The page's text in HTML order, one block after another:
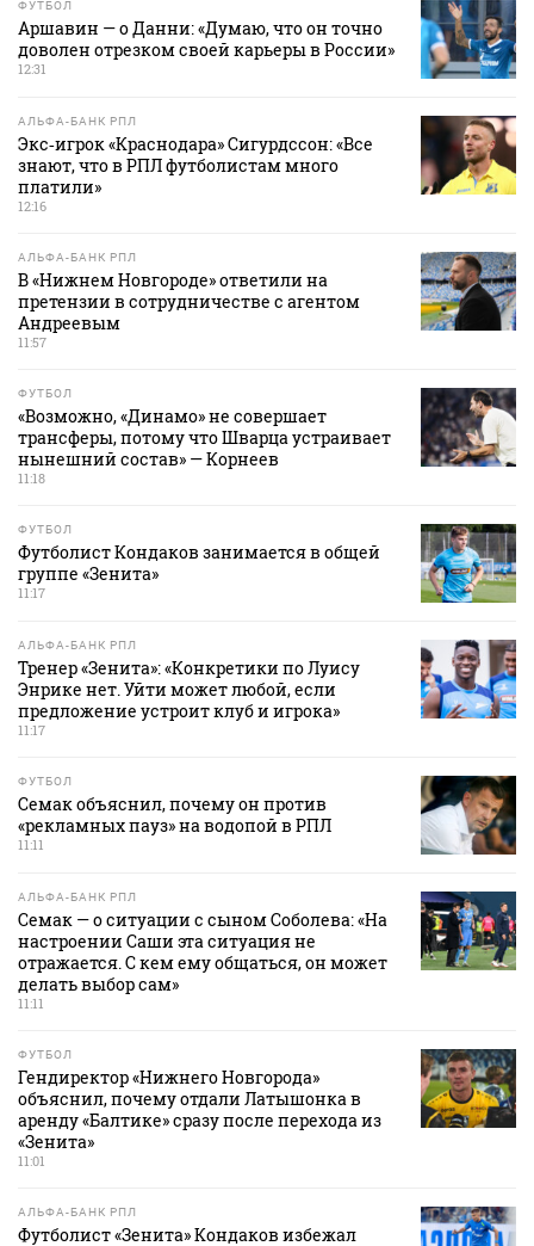
ФУТБОЛ
Аршавин — о Данни: «Думаю, что он точно
доволен отрезком своей карьеры в России»
12:31
АЛЬФА-БАНК РПЛ
Экс‑игрок «Краснодара» Сигурдссон: «Все
знают, что в РПЛ футболистам много
платили»
12:16
АЛЬФА-БАНК РПЛ
В «Нижнем Новгороде» ответили на
претензии в сотрудничестве с агентом
Андреевым
11:57
ФУТБОЛ
«Возможно, «Динамо» не совершает
трансферы, потому что Шварца устраивает
нынешний состав» — Корнеев
11:18
ФУТБОЛ
Футболист Кондаков занимается в общей
группе «Зенита»
11:17
АЛЬФА-БАНК РПЛ
Тренер «Зенита»: «Конкретики по Луису
Энрике нет. Уйти может любой, если
предложение устроит клуб и игрока»
11:17
ФУТБОЛ
Семак объяснил, почему он против
«рекламных пауз» на водопой в РПЛ
11:11
АЛЬФА-БАНК РПЛ
Семак — о ситуации с сыном Соболева: «На
настроении Саши эта ситуация не
отражается. С кем ему общаться, он может
делать выбор сам»
11:11
ФУТБОЛ
Гендиректор «Нижнего Новгорода»
объяснил, почему отдали Латышонка в
аренду «Балтике» сразу после перехода из
«Зенита»
11:01
АЛЬФА-БАНК РПЛ
Футболист «Зенита» Кондаков избежал